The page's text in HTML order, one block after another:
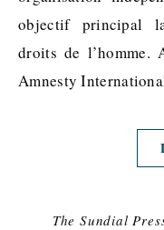
objectif principal
droits de l’homme.
Amnesty
The Sundial